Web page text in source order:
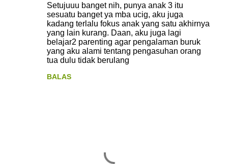
Setujuuu banget nih, punya anak 3 itu
sesuatu banget ya mba ucig, aku juga
kadang terlalu fokus anak yang satu akhirnya
yang lain kurang. Daan, aku juga lagi
belajar2 parenting agar pengalaman buruk
yang aku alami tentang pengasuhan orang
tua dulu tidak berulang
BALAS